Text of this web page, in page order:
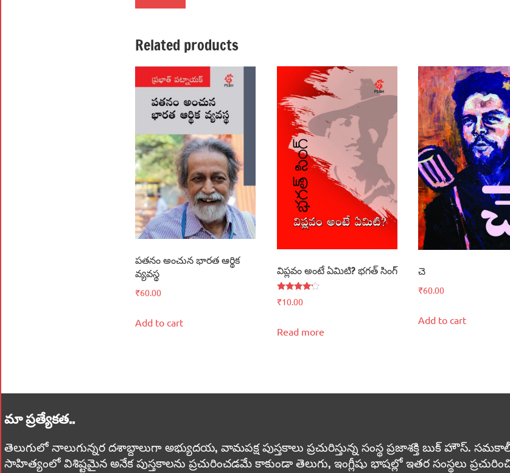
Related products
పతనం అంచున భారత ఆర్థిక
వ్యవస్థ
₹60.00
Add to cart
విప్లవం అంటే ఏమిటి? భగత్‌ సింగ్‌
Rated
4.00
₹10.00
Read more
చె
₹60.00
Add to cart
మా ప్రత్యేకత..
తెలుగులో నాలుగున్నర దశాబ్దాలుగా అభ్యుదయ, వామపక్ష పుస్తకాలు ప్రచురిస్తున్న సంస్థ ప్రజాశక్తి బుక్ హౌస్.
సాహిత్యంలో విశిష్టమైన అనేక పుస్తకాలను ప్రచురించడమే కాకుండా తెలుగు, ఇంగ్లీషు భాషల్లో ఇతర సంస్థలు